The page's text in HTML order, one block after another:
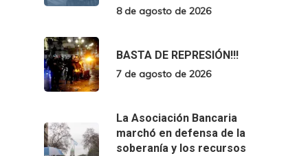
8 de agosto de 2026
BASTA DE REPRESIÓN!!!
7 de agosto de 2026
La Asociación Bancaria
marchó en defensa de la
soberanía y los recursos